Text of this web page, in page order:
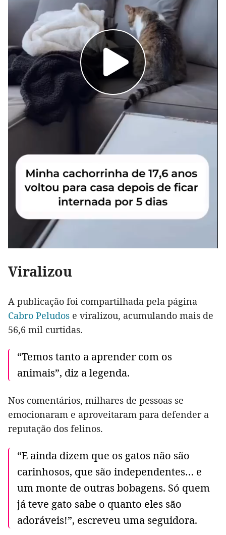
Viralizou
A publicação foi compartilhada pela página
Cabro Peludos e viralizou, acumulando mais de
56,6 mil curtidas.
“Temos tanto a aprender com os
animais”, diz a legenda.
Nos comentários, milhares de pessoas se
emocionaram e aproveitaram para defender a
reputação dos felinos.
“E ainda dizem que os gatos não são
carinhosos, que são independentes… e
um monte de outras bobagens. Só quem
já teve gato sabe o quanto eles são
adoráveis!”, escreveu uma seguidora.